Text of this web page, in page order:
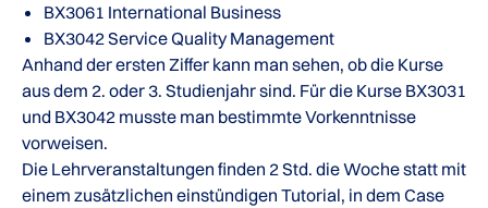
BX3061 International Business
BX3042 Service Quality Management
Anhand der ersten Ziffer kann man sehen, ob die Kurse
aus dem 2. oder 3. Studienjahr sind. Für die Kurse BX3031
und BX3042 musste man bestimmte Vorkenntnisse
vorweisen.
Die Lehrveranstaltungen finden 2 Std. die Woche statt mit
einem zusätzlichen einstündigen Tutorial, in dem Case